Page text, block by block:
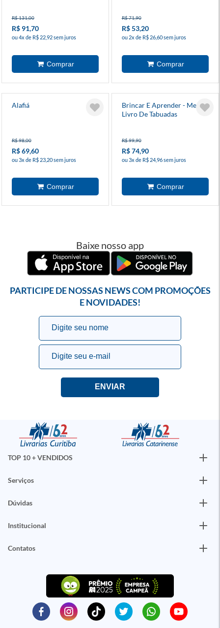
R$ 131,00
R$ 91,70
ou 4x de R$ 22,92 sem juros
R$ 71,90
R$ 53,20
ou 2x de R$ 26,60 sem juros
Alafiá
R$ 98,00
R$ 69,60
ou 3x de R$ 23,20 sem juros
Brincar E Aprender - Meu
Livro De Tabuadas
R$ 99,90
R$ 74,90
ou 3x de R$ 24,96 sem juros
Baixe nosso app
PARTICIPE DE NOSSAS NEWS COM PROMOÇÕES
E NOVIDADES!
TOP 10 + VENDIDOS
Serviços
Dúvidas
Institucional
Contatos